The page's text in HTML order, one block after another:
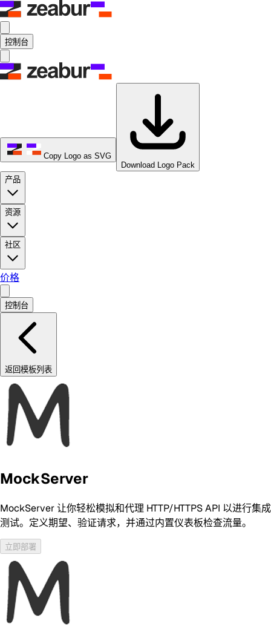
控制台
Copy Logo as SVG
Download Logo Pack
产品
资源
社区
价格
控制台
返回模板列表
MockServer
MockServer 让你轻松模拟和代理 HTTP/HTTPS API 以进行集成
测试。定义期望、验证请求，并通过内置仪表板检查流量。
立即部署